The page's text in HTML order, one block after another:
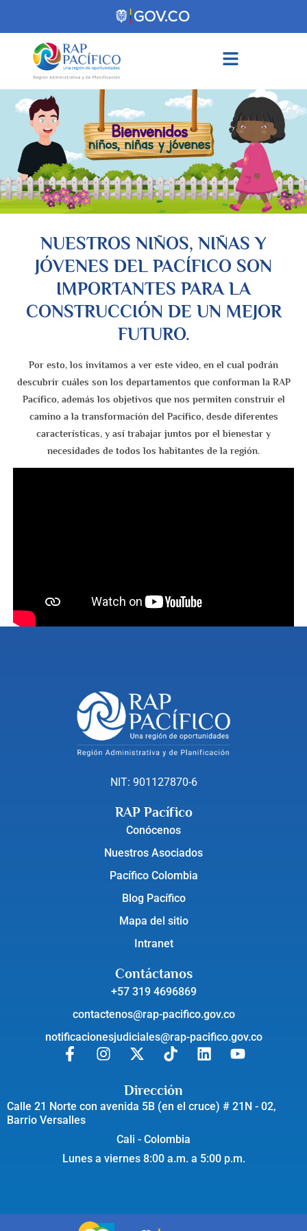
NUESTROS NIÑOS, NIÑAS Y
JÓVENES DEL PACÍFICO SON
IMPORTANTES PARA LA
CONSTRUCCIÓN DE UN MEJOR
FUTURO.
Por esto, los invitamos a ver este video, en el cual podrán
descubrir cuáles son los departamentos que conforman la RAP
Pacífico, además los objetivos que nos permiten construir el
camino a la transformación del Pacífico, desde diferentes
características, y así trabajar juntos por el bienestar y
necesidades de todos los habitantes de la región.
NIT: 901127870-6
RAP Pacífico
Conócenos
Nuestros Asociados
Pacífico Colombia
Blog Pacífico
Mapa del sitio
Intranet
Contáctanos
+57 319 4696869
contactenos@rap-pacifico.gov.co
notificacionesjudiciales@rap-pacifico.gov.co
Dirección
Calle 21 Norte con avenida 5B (en el cruce) # 21N - 02,
Barrio Versalles
Cali - Colombia
Lunes a viernes 8:00 a.m. a 5:00 p.m.